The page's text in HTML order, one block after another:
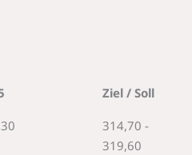
Ziel / Soll
314,70 -
319,60